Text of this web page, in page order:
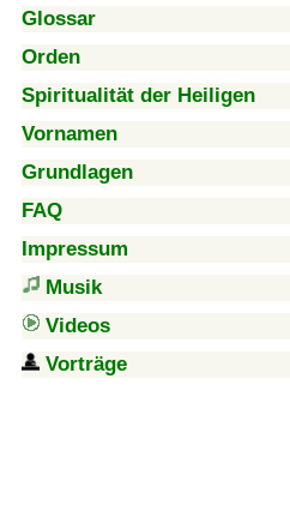
Glossar
Orden
Spiritualität der Heiligen
Vornamen
Grundlagen
FAQ
Impressum
Musik
Videos
Vorträge